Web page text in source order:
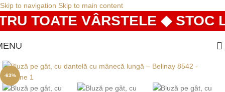
Skip to navigation Skip to main content
TOATE VÂRSTELE ◆ STOC
-63%